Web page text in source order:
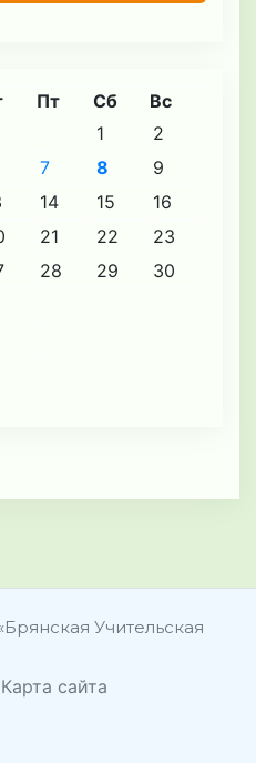
Пт Сб Вс
1
2
7 8
9
14 15
16
21 22
23
28 29
30
Учительская
Карта сайта